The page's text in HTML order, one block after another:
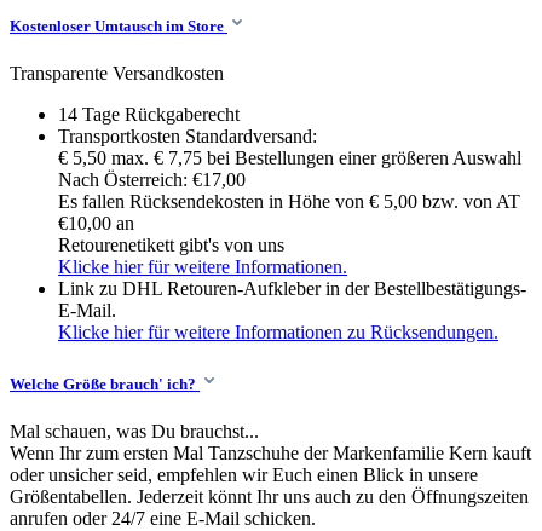
Kostenloser Umtausch im Store
Transparente Versandkosten
14 Tage Rückgaberecht
Transportkosten Standardversand:
€ 5,50 max. € 7,75 bei Bestellungen einer größeren Auswahl
Nach Österreich: €17,00
Es fallen Rücksendekosten in Höhe von € 5,00 bzw. von AT
€10,00 an
Retourenetikett gibt's von uns
Klicke hier für weitere Informationen.
Link zu DHL Retouren-Aufkleber in der Bestellbestätigungs-
E-Mail.
Klicke hier für weitere Informationen zu Rücksendungen.
Welche Größe brauch' ich?
Mal schauen, was Du brauchst...
Wenn Ihr zum ersten Mal Tanzschuhe der Markenfamilie Kern kauft
oder unsicher seid, empfehlen wir Euch einen Blick in unsere
Größentabellen. Jederzeit könnt Ihr uns auch zu den Öffnungszeiten
anrufen oder 24/7 eine E-Mail schicken.